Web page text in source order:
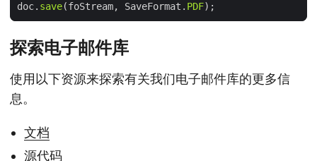
doc. save(foStream, SaveFormat. PDF
探索电子邮件库
使用以下资源来探索有关我们电子邮件库的更多信
息。
文档
源代码